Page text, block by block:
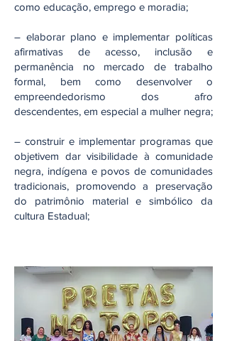
como educação, emprego e moradia;‬
– elaborar‬‭ plano‬‭ e‬‭ implementar‬‭ políticas‬‭
afirmativas‬‭ de‬‭ acesso,‬‭ inclusão‬‭ e
permanência‬‭ no‬‭ mercado‬‭ de‬‭ trabalho‬‭
formal,‬‭ bem‬‭ como‬‭ desenvolver‬‭ o‬
empreendedorismo dos afro
descendentes, em especial a mulher negra;‬
– construir‬‭ e‬‭ implementar‬‭ programas‬‭ que‬‭
objetivem‬‭ dar‬‭ visibilidade‬‭ à‬‭ comunidade‬
negra,‬‭ indígena‬‭ e‬‭ povos‬‭ de‬‭ comunidades‬‭
tradicionais,‬‭ promovendo‬‭ a‬‭ preservação‬
do patrimônio material e simbólico da
cultura Estadual;‬